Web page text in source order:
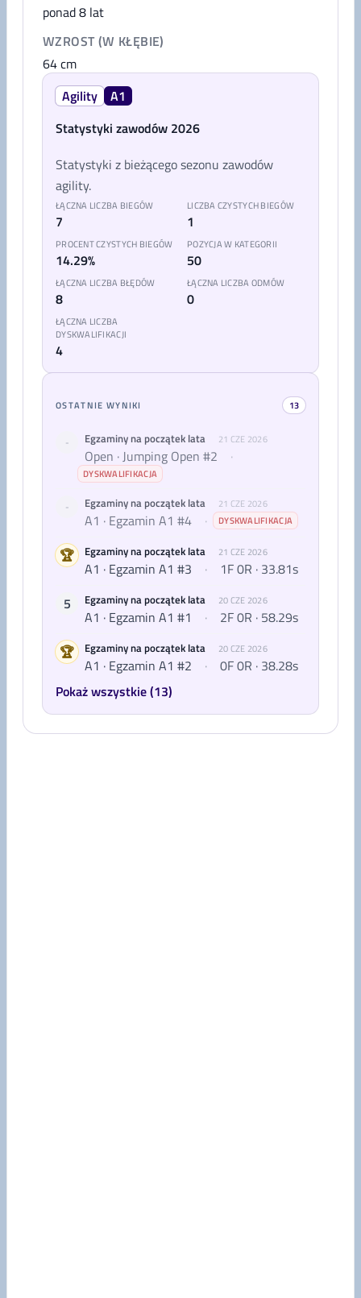
ponad 8 lat
WZROST (W KŁĘBIE)
64cm
Agility
A1
Statystyki zawodów 2026
Statystyki z bieżącego sezonu zawodów
agility.
ŁĄCZNA LICZBA BIEGÓW
7
LICZBA CZYSTYCH BIEGÓW
1
PROCENT CZYSTYCH BIEGÓW
14.29%
POZYCJA W KATEGORII
50
ŁĄCZNA LICZBA BŁĘDÓW
8
ŁĄCZNA LICZBA ODMÓW
0
ŁĄCZNA LICZBA
DYSKWALIFIKACJI
4
OSTATNIE WYNIKI 13
- Egzaminy na początek lata 21 CZE 2026
Open · Jumping Open #2 ·
DYSKWALIFIKACJA
- Egzaminy na początek lata 21 CZE 2026
A1 · Egzamin A1 #4 · DYSKWALIFIKACJA
🏆 Egzaminy na początek lata 21 CZE 2026
A1 · Egzamin A1 #3 ·
1F 0R · 33.81s
5
Egzaminy na początek lata 20 CZE 2026
A1 · Egzamin A1 #1 ·
2F 0R · 58.29s
🏆
Egzaminy na początek lata 20 CZE 2026
A1 · Egzamin A1 #2 ·
0F 0R · 38.28s
Pokaż wszystkie (13)